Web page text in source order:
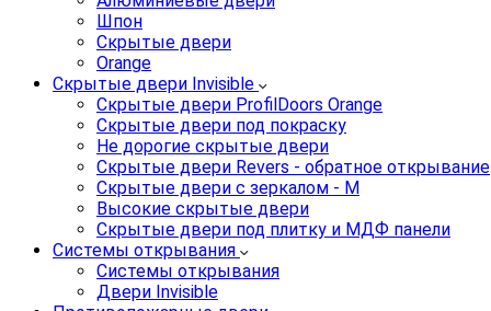
Шпон
Скрытые двери
Orange
Скрытые двери Invisible
Скрытые двери ProfilDoors Orange
Скрытые двери под покраску
Не дорогие скрытые двери
Скрытые двери Revers - обратное открывание
Скрытые двери с зеркалом - M
Высокие скрытые двери
Скрытые двери под плитку и МДФ панели
Системы открывания
Системы открывания
Двери Invisible